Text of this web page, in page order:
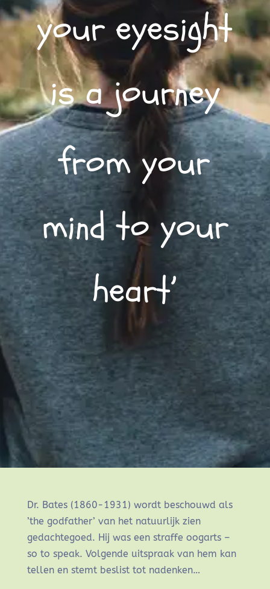
your eyesight
is a journey
from your
mind to your
heart’
Dr. Bates (1860-1931) wordt beschouwd als
’the godfather’ van het natuurlijk zien
gedachtegoed. Hij was een straffe oogarts –
so to speak. Volgende uitspraak van hem kan
tellen en stemt beslist tot nadenken…